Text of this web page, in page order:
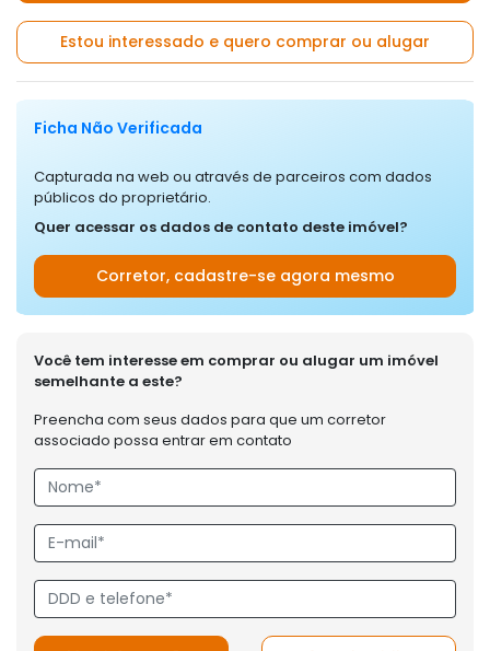
Estou interessado e quero comprar ou alugar
Ficha Não Verificada
Capturada na web ou através de parceiros com dados
públicos do proprietário.
Quer acessar os dados de contato deste imóvel?
Corretor, cadastre-se agora mesmo
Você tem interesse em comprar ou alugar um imóvel
semelhante a este?
Preencha com seus dados para que um corretor
associado possa entrar em contato